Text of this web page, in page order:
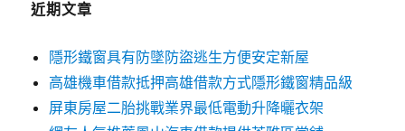
近期文章
隱形鐵窗具有防墜防盜逃生方便安定新屋
高雄機車借款抵押高雄借款方式隱形鐵窗精品級
屏東房屋二胎挑戰業界最低電動升降曬衣架